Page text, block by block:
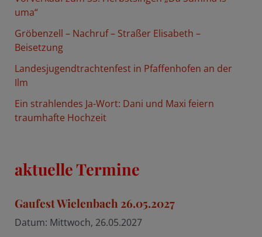
:
uma“
Gröbenzell – Nachruf – Straßer Elisabeth –
Beisetzung
Landesjugendtrachtenfest in Pfaffenhofen an der
Ilm
Ein strahlendes Ja-Wort: Dani und Maxi feiern
traumhafte Hochzeit
aktuelle Termine
Gaufest Wielenbach 26.05.2027
Datum: Mittwoch, 26.05.2027